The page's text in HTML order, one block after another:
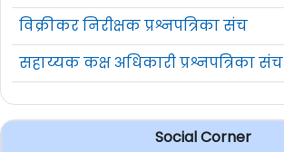
विक्रीकर निरीक्षक प्रश्नपत्रिका संच
सहाय्यक कक्ष अधिकारी प्रश्नपत्रिका संच
Social Corner